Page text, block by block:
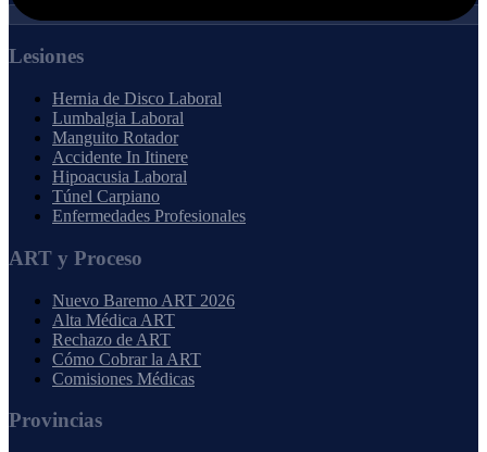
Lesiones
Hernia de Disco Laboral
Lumbalgia Laboral
Manguito Rotador
Accidente In Itinere
Hipoacusia Laboral
Túnel Carpiano
Enfermedades Profesionales
ART y Proceso
Nuevo Baremo ART 2026
Alta Médica ART
Rechazo de ART
Cómo Cobrar la ART
Comisiones Médicas
Provincias